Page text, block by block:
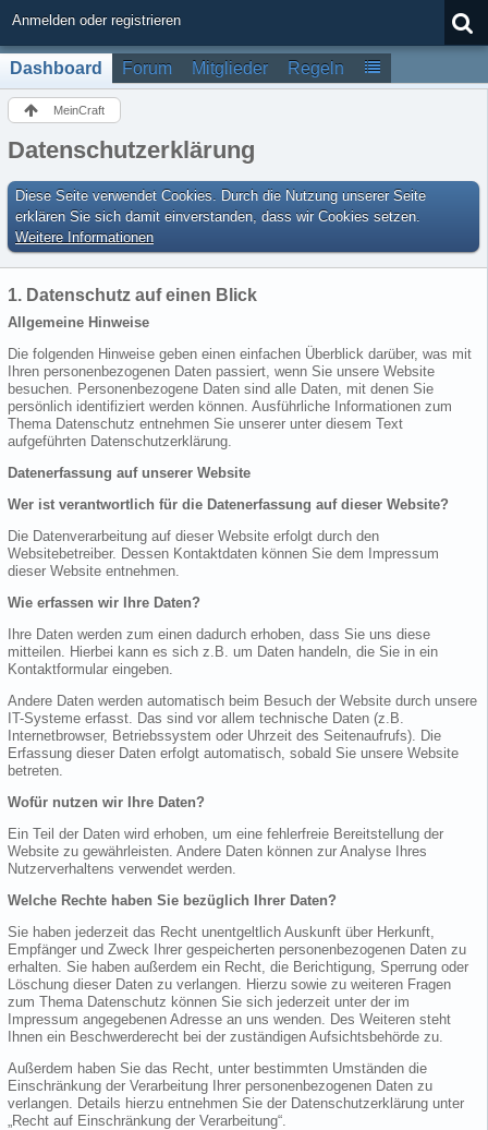
Anmelden oder registrieren
Dashboard Forum Mitglieder Regeln
MeinCraft
Datenschutzerklärung
Diese Seite verwendet Cookies. Durch die Nutzung unserer Seite
erklären Sie sich damit einverstanden, dass wir Cookies setzen.
Weitere Informationen
1. Datenschutz auf einen Blick
Allgemeine Hinweise
Die folgenden Hinweise geben einen einfachen Überblick darüber, was mit
Ihren personenbezogenen Daten passiert, wenn Sie unsere Website
besuchen. Personenbezogene Daten sind alle Daten, mit denen Sie
persönlich identifiziert werden können. Ausführliche Informationen zum
Thema Datenschutz entnehmen Sie unserer unter diesem Text
aufgeführten Datenschutzerklärung.
Datenerfassung auf unserer Website
Wer ist verantwortlich für die Datenerfassung auf dieser Website?
Die Datenverarbeitung auf dieser Website erfolgt durch den
Websitebetreiber. Dessen Kontaktdaten können Sie dem Impressum
dieser Website entnehmen.
Wie erfassen wir Ihre Daten?
Ihre Daten werden zum einen dadurch erhoben, dass Sie uns diese
mitteilen. Hierbei kann es sich z.B. um Daten handeln, die Sie in ein
Kontaktformular eingeben.
Andere Daten werden automatisch beim Besuch der Website durch unsere
IT-Systeme erfasst. Das sind vor allem technische Daten (z.B.
Internetbrowser, Betriebssystem oder Uhrzeit des Seitenaufrufs). Die
Erfassung dieser Daten erfolgt automatisch, sobald Sie unsere Website
betreten.
Wofür nutzen wir Ihre Daten?
Ein Teil der Daten wird erhoben, um eine fehlerfreie Bereitstellung der
Website zu gewährleisten. Andere Daten können zur Analyse Ihres
Nutzerverhaltens verwendet werden.
Welche Rechte haben Sie bezüglich Ihrer Daten?
Sie haben jederzeit das Recht unentgeltlich Auskunft über Herkunft,
Empfänger und Zweck Ihrer gespeicherten personenbezogenen Daten zu
erhalten. Sie haben außerdem ein Recht, die Berichtigung, Sperrung oder
Löschung dieser Daten zu verlangen. Hierzu sowie zu weiteren Fragen
zum Thema Datenschutz können Sie sich jederzeit unter der im
Impressum angegebenen Adresse an uns wenden. Des Weiteren steht
Ihnen ein Beschwerderecht bei der zuständigen Aufsichtsbehörde zu.
Außerdem haben Sie das Recht, unter bestimmten Umständen die
Einschränkung der Verarbeitung Ihrer personenbezogenen Daten zu
verlangen. Details hierzu entnehmen Sie der Datenschutzerklärung unter
„Recht auf Einschränkung der Verarbeitung“.